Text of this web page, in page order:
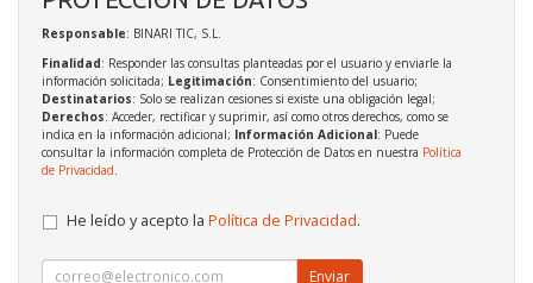
Responsable: BINARI TIC, S.L.
Finalidad: Responder las consultas planteadas por el usuario y enviarle la
información solicitada; Legitimación: Consentimiento del usuario;
Destinatarios: Solo se realizan cesiones si existe una obligación legal;
Derechos: Acceder, rectificar y suprimir, así como otros derechos, como se
indica en la información adicional; Información Adicional: Puede
consultar la información completa de Protección de Datos en nuestra Política
de Privacidad
He leído y acepto la Política de Privacidad.
Enviar